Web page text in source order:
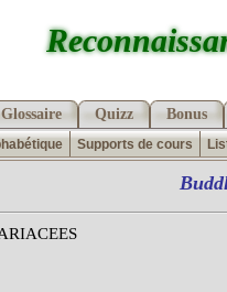
Glossaire Quizz Bonus
Supports de cours